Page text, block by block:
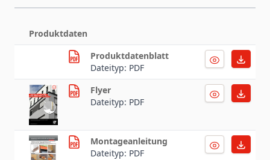
Produktdaten
Produktdatenblatt
Dateityp: PDF
Flyer
Dateityp: PDF
Montageanleitung
Dateityp: PDF